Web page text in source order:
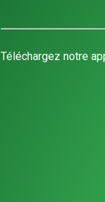
Téléchargez notre